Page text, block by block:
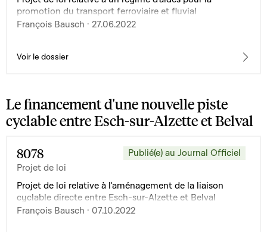
promotion du transport ferroviaire et fluvial
François Bausch · 27.06.2022
Voir le dossier
Le financement d'une nouvelle piste
cyclable entre Esch-sur-Alzette et Belval
8078
Projet de loi
Publié(e) au Journal Officiel
Projet de loi relative à l'aménagement de la liaison
cyclable directe entre Esch-sur-Alzette et Belval
François Bausch · 07.10.2022